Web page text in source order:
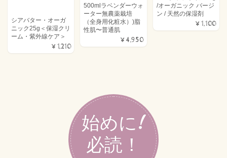
シアバター・オーガ
ニック25g＜保湿クリ
ーム・紫外線ケア＞
¥1,210
500mlラベンダーウォ
ーター無農薬栽培
（全身用化粧水）)脂
性肌〜普通肌
¥4,950
/オーガニック バージ
ン / 天然の保湿剤
¥1,100
始めに!
必読！